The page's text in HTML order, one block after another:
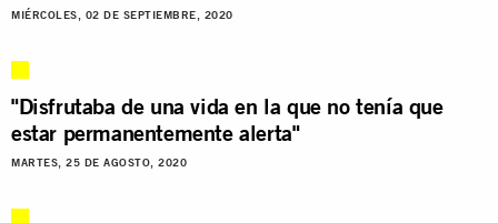
MIÉRCOLES, 02 DE SEPTIEMBRE, 2020
"Disfrutaba de una vida en la que no tenía que
estar permanentemente alerta"
MARTES, 25 DE AGOSTO, 2020